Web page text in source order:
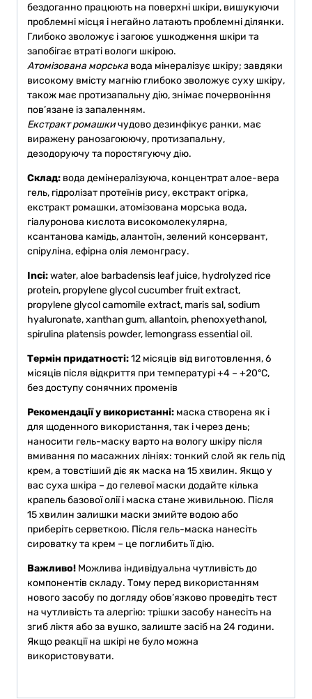
бездоганно працюють на поверхні шкіри, вишукуючи
проблемні місця і негайно латають проблемні ділянки.
Глибоко зволожує і загоює ушкодження шкіри та
запобігає втраті вологи шкірою.
Атомізована морська вода мінералізує шкіру; завдяки
високому вмісту магнію глибоко зволожує суху шкіру,
також має протизапальну дію, знімає почервоніння
пов’язане із запаленням.
Екстракт ромашкичудово дезинфікує ранки, має
виражену ранозагоюючу, протизапальну,
дезодоруючу та поростягуючу дію.
Склад: вода демінералізуюча, концентрат алое-вера
гель, гідролізат протеїнів рису, екстракт огірка,
екстракт ромашки, атомізована морська вода,
гіалуронова кислота високомолекулярна,
ксантанова камідь, алантоїн, зелений консервант,
спіруліна, ефірна олія лемонграсу.
Inci:water, aloe barbadensis leaf juice, hydrolyzed rice
protein, propylene glycol cucumber fruit extract,
propylene glycol camomile extract, maris sal, sodium
hyaluronate, xanthan gum, allantoin, phenoxyethanol,
spirulina platensis powder, lemongrass essential oil.
Термін придатності:12 місяців від виготовлення, 6
місяців після відкриття при температурі +4 – +20°C,
без доступу сонячних променів
Рекомендації у використанні: маска створена як і
для щоденного використання, так і через день;
наносити гель-маску варто на вологу шкіру після
вмивання по масажних лініях: тонкий слой як гель під
крем, а товстіший діє як маска на 15 хвилин. Якщо у
вас суха шкіра – до гелевої маски додайте кілька
крапель базової олії і маска стане живильною. Після
15 хвилин залишки маски змийте водою або
приберіть серветкою. Після гель-маска нанесіть
сироватку та крем – це поглибить її дію.
Важливо! Можлива індивідуальна чутливість до
компонентів складу. Тому перед використанням
нового засобу по догляду обов’язково проведіть тест
на чутливість та алергію: трішки засобу нанесіть на
згиб ліктя або за вушко, залиште засіб на 24 години.
Якщо реакції на шкірі не було можна
використовувати.